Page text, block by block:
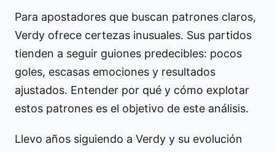
Para apostadores que buscan patrones claros,
Verdy ofrece certezas inusuales. Sus partidos
tienden a seguir guiones predecibles: pocos
goles, escasas emociones y resultados
ajustados. Entender por qué y cómo explotar
estos patrones es el objetivo de este análisis.
Llevo años siguiendo a Verdy y su evolución